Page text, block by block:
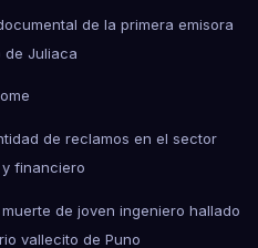
de la primera emisora
de Juliaca
de reclamos en el sector
financiero
de joven ingeniero hallado
vallecito de Puno